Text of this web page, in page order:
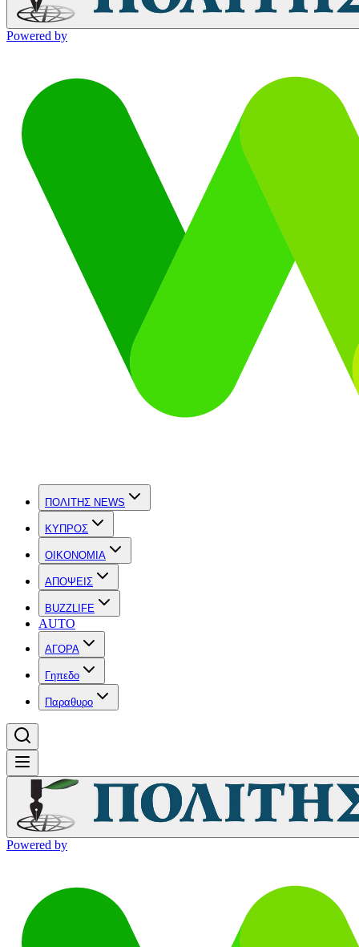
Powered by
ΠΟΛΙΤΗΣ NEWS
ΚΥΠΡΟΣ
OIKONOMIA
ΑΠΟΨΕΙΣ
BUZZLIFE
AUTO
ΑΓΟΡΑ
Γηπεδο
Παραθυρο
Powered by